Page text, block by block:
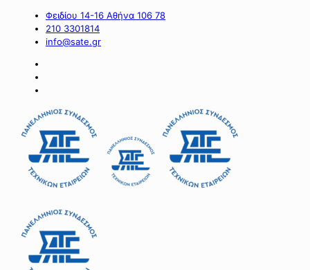
Φειδίου 14-16 Αθήνα 106 78
210 3301814
info@sate.gr